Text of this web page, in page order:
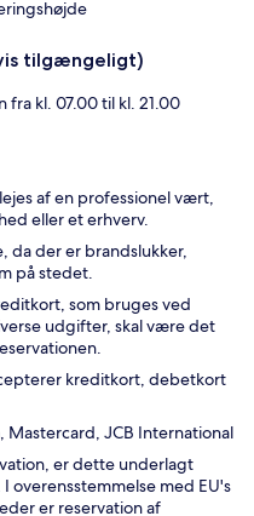
tilgængeligt)
fra kl. 07.00 til kl. 21.00
af en professionel vært,
eller et erhverv.
da der er brandslukker,
på stedet.
som bruges ved
udgifter, skal være det
kreditkort, debetkort
JCB International
er dette underlagt
med EU's
er reservation af